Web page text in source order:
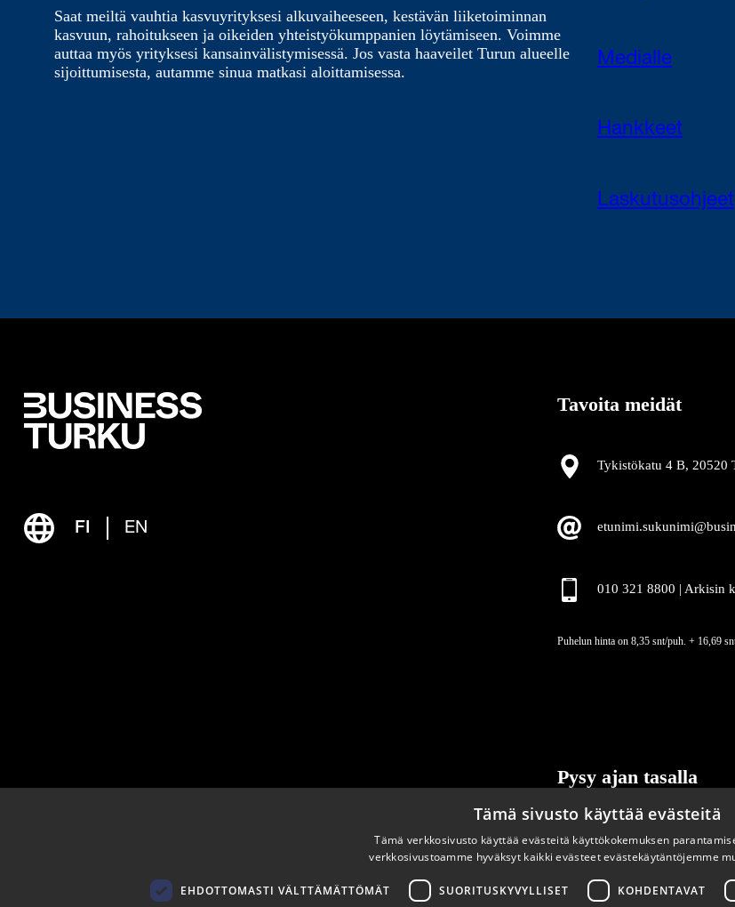
Saat meiltä vauhtia kasvuyrityksesi alkuvaiheeseen, kestävän liiketoiminnan
kasvuun, rahoitukseen ja oikeiden yhteistyökumppanien löytämiseen. Voimme
auttaa myös yrityksesi kansainvälistymisessä. Jos vasta haaveilet Turun alueelle
sijoittumisesta, autamme sinua matkasi aloittamisessa.
Medialle
Hankkeet
Laskutusohjeet
FI EN
Tavoita meidät
Tykistökatu 4 B, 20520
010 321 8800 | Arkisin
Puhelun hinta on 8,35 snt/puh. + 16,69
Pysy ajan tasalla
Tilaa uutiskirjeemme
Tämä sivusto käyttää evästeitä
Tämä verkkosivusto käyttää evästeitä käyttökokemuksen
verkkosivustoamme hyväksyt kaikki evästeet evästekäytäntöjemme
EHDOTTOMASTI VÄLTTÄMÄTTÖMÄT SUORITUSKYVYLLISET KOHDENTAVAT